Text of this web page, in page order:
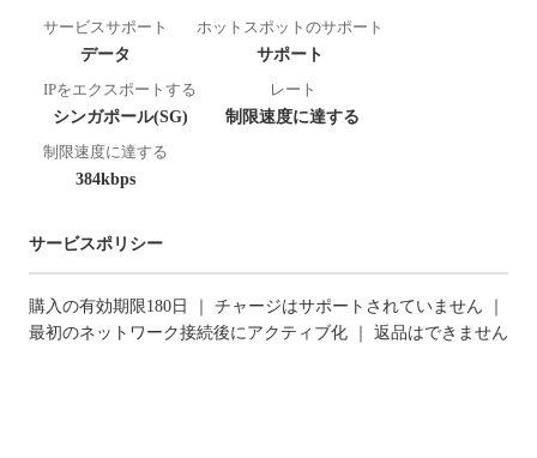
サービスサポート
データ
ホットスポットのサポート
サポート
IPをエクスポートする
シンガポール(SG)
レート
制限速度に達する
制限速度に達する
384kbps
サービスポリシー
購入の有効期限180日 ｜ チャージはサポートされていません ｜
最初のネットワーク接続後にアクティブ化 ｜ 返品はできません